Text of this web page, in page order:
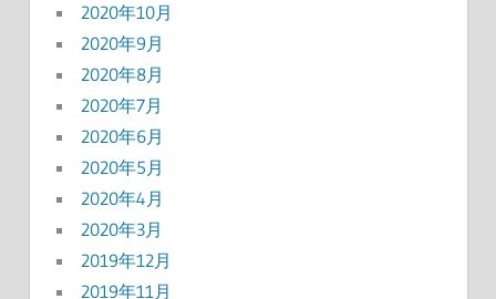
2020年10月
2020年9月
2020年8月
2020年7月
2020年6月
2020年5月
2020年4月
2020年3月
2019年12月
2019年11月